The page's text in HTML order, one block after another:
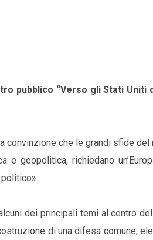
pubblico “Verso gli Stati Uniti
convinzione che le grandi sfide
e geopolitica, richiedano
dei principali temi al centro
di una difesa comune,